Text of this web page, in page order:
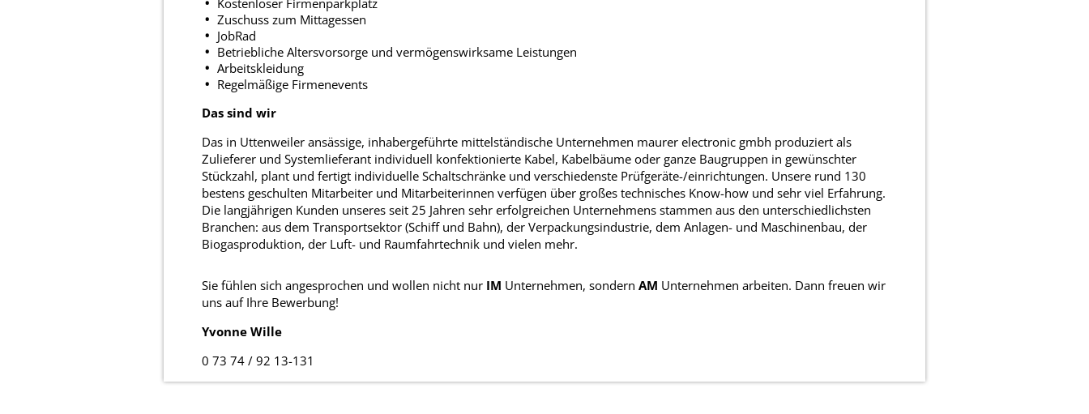
Zuschuss zum Mittagessen
JobRad
Betriebliche Altersvorsorge und vermögenswirksame Leistungen
Arbeitskleidung
Regelmäßige Firmenevents
Das sind wir
Das in Uttenweiler ansässige, inhabergeführte mittelständische Unternehmen maurer electronic gmbh produziert als
Zulieferer und Systemlieferant individuell konfektionierte Kabel, Kabelbäume oder ganze Baugruppen in gewünschter
Stückzahl, plant und fertigt individuelle Schaltschränke und verschiedenste Prüfgeräte-/einrichtungen. Unsere rund 130
bestens geschulten Mitarbeiter und Mitarbeiterinnen verfügen über großes technisches Know-how und sehr viel Erfahrung.
Die langjährigen Kunden unseres seit 25 Jahren sehr erfolgreichen Unternehmens stammen aus den unterschiedlichsten
Branchen: aus dem Transportsektor (Schiff und Bahn), der Verpackungsindustrie, dem Anlagen- und Maschinenbau, der
Biogasproduktion, der Luft- und Raumfahrtechnik und vielen mehr.
Sie fühlen sich angesprochen und wollen nicht nur IM Unternehmen, sondern AM Unternehmen arbeiten. Dann freuen wir
uns auf Ihre Bewerbung!
Yvonne Wille
0 73 74 / 92 13-131